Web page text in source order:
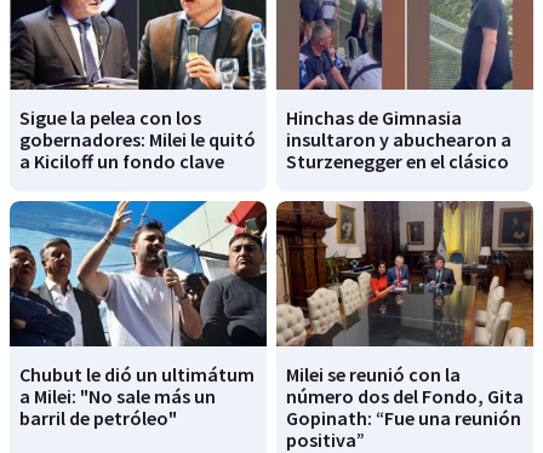
Sigue la pelea con los
gobernadores: Milei le quitó
a Kiciloff un fondo clave
Hinchas de Gimnasia
insultaron y abuchearon a
Sturzenegger en el clásico
Chubut le dió un ultimátum
a Milei: "No sale más un
barril de petróleo"
Milei se reunió con la
número dos del Fondo, Gita
Gopinath: “Fue una reunión
positiva”